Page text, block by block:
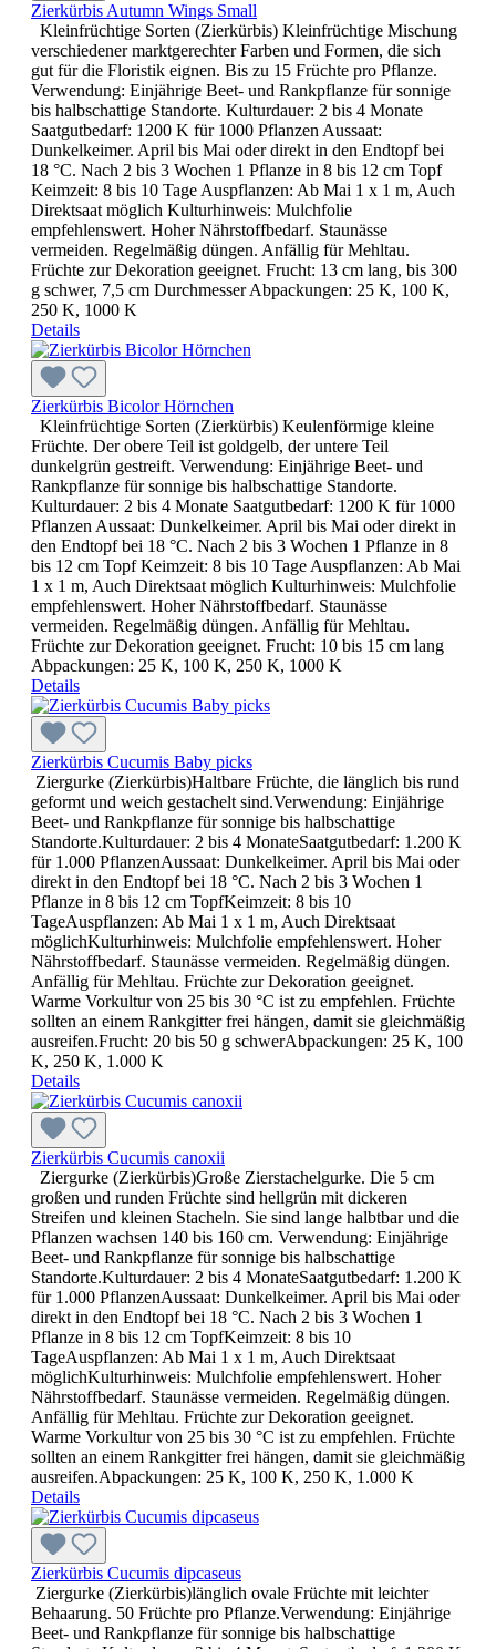
Zierkürbis Autumn Wings Small
Kleinfrüchtige Sorten (Zierkürbis) Kleinfrüchtige Mischung
verschiedener marktgerechter Farben und Formen, die sich
gut für die Floristik eignen. Bis zu 15 Früchte pro Pflanze.
Verwendung: Einjährige Beet- und Rankpflanze für sonnige
bis halbschattige Standorte. Kulturdauer: 2 bis 4 Monate
Saatgutbedarf: 1200 K für 1000 Pflanzen Aussaat:
Dunkelkeimer. April bis Mai oder direkt in den Endtopf bei
18 °C. Nach 2 bis 3 Wochen 1 Pflanze in 8 bis 12 cm Topf
Keimzeit: 8 bis 10 Tage Auspflanzen: Ab Mai 1 x 1 m, Auch
Direktsaat möglich Kulturhinweis: Mulchfolie
empfehlenswert. Hoher Nährstoffbedarf. Staunässe
vermeiden. Regelmäßig düngen. Anfällig für Mehltau.
Früchte zur Dekoration geeignet. Frucht: 13 cm lang, bis 300
g schwer, 7,5 cm Durchmesser Abpackungen: 25 K, 100 K,
250 K, 1000 K
Details
Zierkürbis Bicolor Hörnchen
Kleinfrüchtige Sorten (Zierkürbis) Keulenförmige kleine
Früchte. Der obere Teil ist goldgelb, der untere Teil
dunkelgrün gestreift. Verwendung: Einjährige Beet- und
Rankpflanze für sonnige bis halbschattige Standorte.
Kulturdauer: 2 bis 4 Monate Saatgutbedarf: 1200 K für 1000
Pflanzen Aussaat: Dunkelkeimer. April bis Mai oder direkt in
den Endtopf bei 18 °C. Nach 2 bis 3 Wochen 1 Pflanze in 8
bis 12 cm Topf Keimzeit: 8 bis 10 Tage Auspflanzen: Ab Mai
1 x 1 m, Auch Direktsaat möglich Kulturhinweis: Mulchfolie
empfehlenswert. Hoher Nährstoffbedarf. Staunässe
vermeiden. Regelmäßig düngen. Anfällig für Mehltau.
Früchte zur Dekoration geeignet. Frucht: 10 bis 15 cm lang
Abpackungen: 25 K, 100 K, 250 K, 1000 K
Details
Zierkürbis Cucumis Baby picks
Ziergurke (Zierkürbis)Haltbare Früchte, die länglich bis rund
geformt und weich gestachelt sind.Verwendung: Einjährige
Beet- und Rankpflanze für sonnige bis halbschattige
Standorte.Kulturdauer: 2 bis 4 MonateSaatgutbedarf: 1.200 K
für 1.000 PflanzenAussaat: Dunkelkeimer. April bis Mai oder
direkt in den Endtopf bei 18 °C. Nach 2 bis 3 Wochen 1
Pflanze in 8 bis 12 cm TopfKeimzeit: 8 bis 10
TageAuspflanzen: Ab Mai 1 x 1 m, Auch Direktsaat
möglichKulturhinweis: Mulchfolie empfehlenswert. Hoher
Nährstoffbedarf. Staunässe vermeiden. Regelmäßig düngen.
Anfällig für Mehltau. Früchte zur Dekoration geeignet.
Warme Vorkultur von 25 bis 30 °C ist zu empfehlen. Früchte
sollten an einem Rankgitter frei hängen, damit sie gleichmäßig
ausreifen.Frucht: 20 bis 50 g schwerAbpackungen: 25 K, 100
K, 250 K, 1.000 K
Details
Zierkürbis Cucumis canoxii
Ziergurke (Zierkürbis)Große Zierstachelgurke. Die 5 cm
großen und runden Früchte sind hellgrün mit dickeren
Streifen und kleinen Stacheln. Sie sind lange halbtbar und die
Pflanzen wachsen 140 bis 160 cm. Verwendung: Einjährige
Beet- und Rankpflanze für sonnige bis halbschattige
Standorte.Kulturdauer: 2 bis 4 MonateSaatgutbedarf: 1.200 K
für 1.000 PflanzenAussaat: Dunkelkeimer. April bis Mai oder
direkt in den Endtopf bei 18 °C. Nach 2 bis 3 Wochen 1
Pflanze in 8 bis 12 cm TopfKeimzeit: 8 bis 10
TageAuspflanzen: Ab Mai 1 x 1 m, Auch Direktsaat
möglichKulturhinweis: Mulchfolie empfehlenswert. Hoher
Nährstoffbedarf. Staunässe vermeiden. Regelmäßig düngen.
Anfällig für Mehltau. Früchte zur Dekoration geeignet.
Warme Vorkultur von 25 bis 30 °C ist zu empfehlen. Früchte
sollten an einem Rankgitter frei hängen, damit sie gleichmäßig
ausreifen.Abpackungen: 25 K, 100 K, 250 K, 1.000 K
Details
Zierkürbis Cucumis dipcaseus
Ziergurke (Zierkürbis)länglich ovale Früchte mit leichter
Behaarung. 50 Früchte pro Pflanze.Verwendung: Einjährige
Beet- und Rankpflanze für sonnige bis halbschattige